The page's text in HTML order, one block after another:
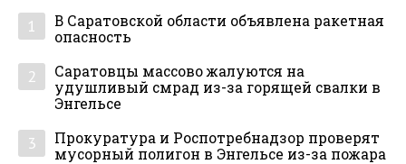
1
В Саратовской области объявлена ракетная
опасность
2
Саратовцы массово жалуются на
удушливый смрад из-за горящей свалки в
Энгельсе
3
Прокуратура и Роспотребнадзор проверят
мусорный полигон в Энгельсе из-за пожара